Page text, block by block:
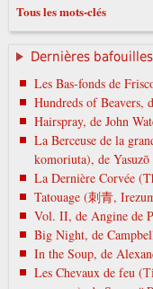
Tous les mots-clés
Dernières bafouilles
Les Bas-fonds de
Hundreds of Beavers,
Hairspray, de John
La Berceuse de la
komoriuta), de
La Dernière Corvée
Tatouage (刺青,
Vol. II, de Angine de
Big Night, de
In the Soup, de
Les Chevaux de feu